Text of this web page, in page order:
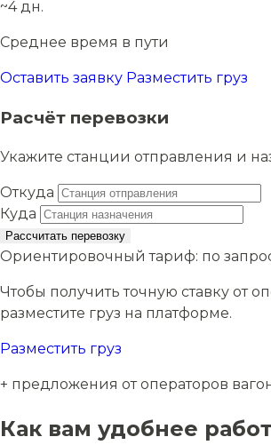
~4 дн.
Среднее время в пути
Оставить заявку Разместить груз
Расчёт перевозки
Укажите станции отправления и
Откуда
Куда
Рассчитать перевозку
Ориентировочный тариф: по
Чтобы получить точную ставку от
разместите груз на платформе.
Разместить груз
+ предложения от операторов
Как вам удобнее